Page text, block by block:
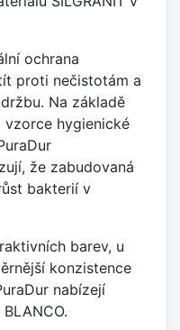
ochrana
proti nečistotám a
Na základě
vzorce hygienické
že zabudovaná
bakterií v
barev, u
konzistence
nabízejí